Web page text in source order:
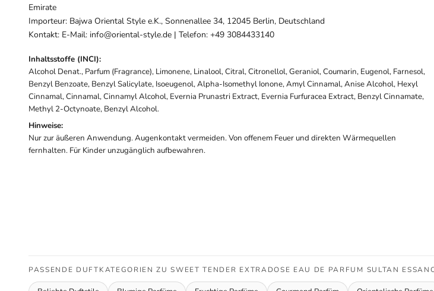
Emirate
Importeur: Bajwa Oriental Style e.K., Sonnenallee 34, 12045 Berlin, Deutschland
Kontakt: E-Mail: info@oriental-style.de | Telefon: +49 3084433140
Inhaltsstoffe (INCI):
Alcohol Denat., Parfum (Fragrance), Limonene, Linalool, Citral, Citronellol, Geraniol, Coumarin, Eugenol, Farnesol,
Benzyl Benzoate, Benzyl Salicylate, Isoeugenol, Alpha-Isomethyl Ionone, Amyl Cinnamal, Anise Alcohol, Hexyl
Cinnamal, Cinnamal, Cinnamyl Alcohol, Evernia Prunastri Extract, Evernia Furfuracea Extract, Benzyl Cinnamate,
Methyl 2-Octynoate, Benzyl Alcohol.
Hinweise:
Nur zur äußeren Anwendung. Augenkontakt vermeiden. Von offenem Feuer und direkten Wärmequellen
fernhalten. Für Kinder unzugänglich aufbewahren.
PASSENDE DUFTKATEGORIEN ZU SWEET TENDER EXTRADOSE EAU DE PARFUM SULTAN